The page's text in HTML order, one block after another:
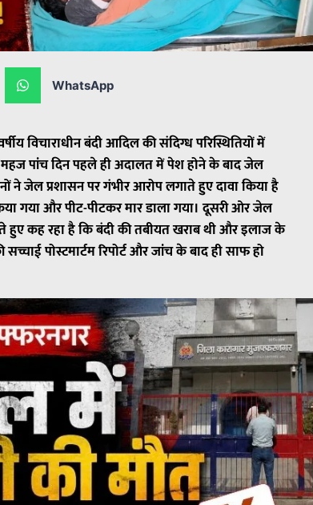
WhatsApp
विचाराधीन बंदी आदिल की संदिग्ध परिस्थितियों में
पांच दिन पहले ही अदालत में पेश होने के बाद जेल
ने जेल प्रशासन पर गंभीर आरोप लगाते हुए दावा किया है
गया और पीट-पीटकर मार डाला गया। दूसरी ओर जेल
हुए कह रहा है कि बंदी की तबीयत खराब थी और इलाज के
पोस्टमार्टम रिपोर्ट और जांच के बाद ही साफ हो